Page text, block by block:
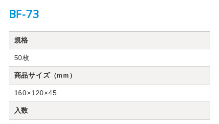
BF-73
規格
50枚
商品サイズ（mm）
160×120×45
入数